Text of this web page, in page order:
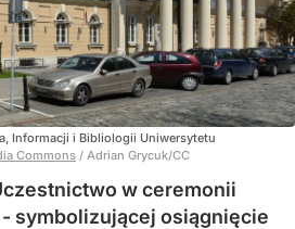
Informacji i Bibliologii Uniwersytetu
Commons / Adrian Grycuk/CC
w ceremonii
symbolizującej osiągnięcie